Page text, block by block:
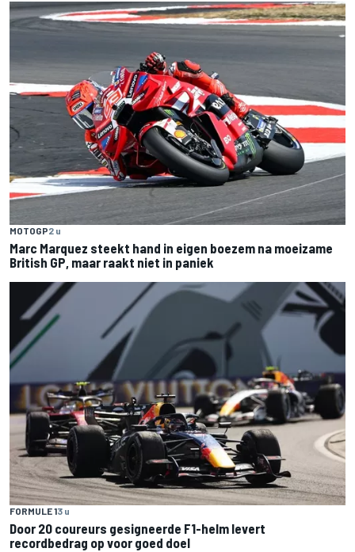
MOTOGP2 u
Marc Marquez steekt hand in eigen boezem na moeizame
British GP, maar raakt niet in paniek
FORMULE 13 u
Door 20 coureurs gesigneerde F1-helm levert
recordbedrag op voor goed doel